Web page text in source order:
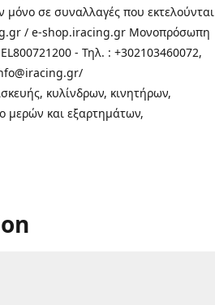
μόνο σε συναλλαγές που εκτελούνται
/ e-shop.iracing.gr Μονοπρόσωπη
- Τηλ. : +302103460072,
κυλίνδρων, κινητήρων,
μερών και εξαρτημάτων,